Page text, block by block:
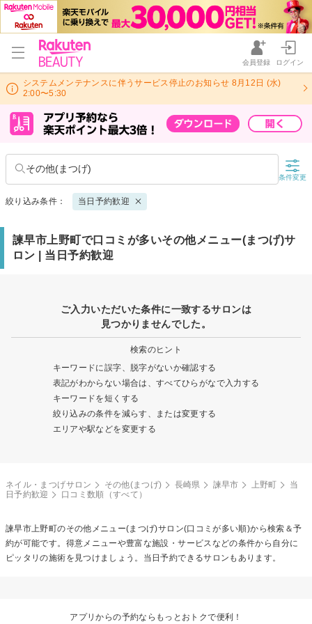
会員登録 ログイン
システムメンテナンスに伴うサービス停止のお知らせ 8月12日 (水)
2:00〜5:30
その他(まつげ)
条件変更
絞り込み条件： 当日予約歓迎
諫早市上野町で口コミが多いその他メニュー(まつげ)サ
ロン | 当日予約歓迎
ご入力いただいた条件に一致するサロンは
見つかりませんでした。
検索のヒント
キーワードに誤字、脱字がないか確認する
表記がわからない場合は、すべてひらがなで入力する
キーワードを短くする
絞り込みの条件を減らす、または変更する
エリアや駅などを変更する
ネイル・まつげサロン その他(まつげ) 長崎県 諫早市 上野町
当
日予約歓迎
口コミ数順（すべて）
諫早市上野町のその他メニュー(まつげ)サロン(口コミが多い順)から検索＆予
約が可能です。得意メニューや豊富な施設・サービスなどの条件から自分に
ピッタリの施術を見つけましょう。当日予約できるサロンもあります。
アプリからの予約ならもっとおトクで便利！